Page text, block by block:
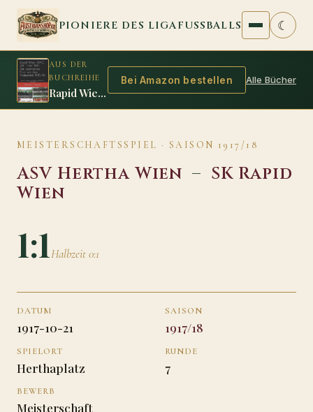
Zum Inhalt springen
PIONIERE DES LIGAFUSSBALLS ☾
AUS DER
BUCHREIHE
Rapid Wien, WAC, FAC oder WAF: Der spannende Krimi um den Meistertitel 1915/16
Bei Amazon bestellen Alle Bücher
MEISTERSCHAFTSSPIEL · SAISON 1917/18
ASV Hertha Wien – SK Rapid
Wien
1:1Halbzeit 0:1
DATUM
1917-10-21
SAISON
1917/18
SPIELORT
Herthaplatz
RUNDE
7
BEWERB
Meisterschaft